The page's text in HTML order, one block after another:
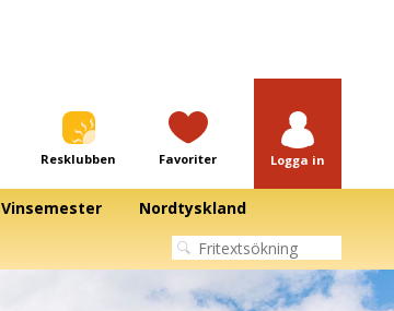
Resklubben Favoriter Logga in
Vinsemester Nordtyskland